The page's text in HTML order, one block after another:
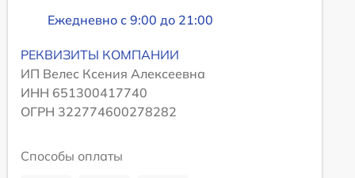
Ежедневно с 9:00 до 21:00
РЕКВИЗИТЫ КОМПАНИИ
ИП Велес Ксения Алексеевна
ИНН 651300417740
ОГРН 322774600278282
Способы оплаты